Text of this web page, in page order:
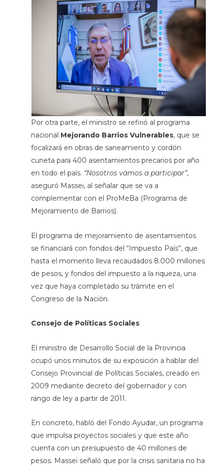
Por otra parte, el ministro se refirió al programa
nacional Mejorando Barrios Vulnerables, que se
focalizará en obras de saneamiento y cordón
cuneta para 400 asentamientos precarios por año
en todo el país. “Nosotros vamos a participar”,
aseguró Massei, al señalar que se va a
complementar con el ProMeBa (Programa de
Mejoramiento de Barrios).
El programa de mejoramiento de asentamientos
se financiará con fondos del “Impuesto País”, que
hasta el momento lleva recaudados 8.000 millones
de pesos, y fondos del impuesto a la riqueza, una
vez que haya completado su trámite en el
Congreso de la Nación.
Consejo de Políticas Sociales
El ministro de Desarrollo Social de la Provincia
ocupó unos minutos de su exposición a hablar del
Consejo Provincial de Políticas Sociales, creado en
2009 mediante decreto del gobernador y con
rango de ley a partir de 2011.
En concreto, habló del Fondo Ayudar, un programa
que impulsa proyectos sociales y que este año
cuenta con un presupuesto de 40 millones de
pesos. Massei señaló que por la crisis sanitaria no ha